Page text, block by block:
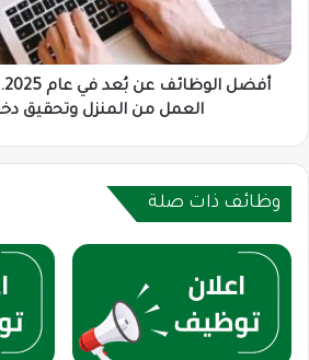
دليل
احترافي
دخل
مستدام
العمل من المنزل وتحقيق
وظائف ذات صلة